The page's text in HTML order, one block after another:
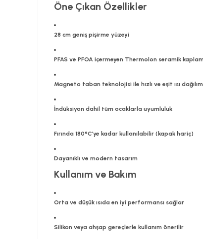
Öne Çıkan Özellikler
28 cm geniş pişirme yüzeyi
PFAS ve PFOA içermeyen Thermolon seramik
Magneto taban teknolojisi ile hızlı ve eşit ısı
İndüksiyon dahil tüm ocaklarla uyumluluk
Fırında 180°C’ye kadar kullanılabilir (kapak hariç)
Dayanıklı ve modern tasarım
Kullanım ve Bakım
Orta ve düşük ısıda en iyi performansı sağlar
Silikon veya ahşap gereçlerle kullanım önerilir